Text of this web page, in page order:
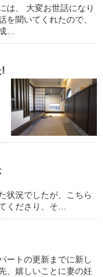
は、 大変お世話になり
を聞いてくれたので、
…
!
状況でしたが、こちら
くださり、そ…
ートの更新までに新し
、嬉しいことに妻の妊